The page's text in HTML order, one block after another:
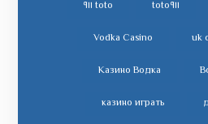
toto٩١١ toto ٩١١
uk
Vodka Casino
Казино Водка
казино играть